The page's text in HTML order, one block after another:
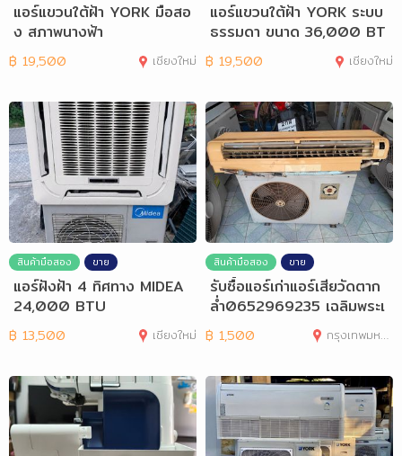
แอร์แขวนใต้ฝ้า YORK มือสอ
ง สภาพนางฟ้า
฿ 19,500 เชียงใหม่
แอร์แขวนใต้ฝ้า YORK ระบบ
ธรรมดา ขนาด 36,000 BT
U.
฿ 19,500 เชียงใหม่
สินค้ามือสอง ขาย
แอร์ฝังฝ้า 4 ทิศทาง MIDEA
24,000 BTU
฿ 13,500 เชียงใหม่
สินค้ามือสอง ขาย
รับซื้อแอร์เก่าแอร์เสียวัดตาก
ล่ำ0652969235 เฉลิมพระเ
กียรติ
฿ 1,500 กรุงเทพมหานคร